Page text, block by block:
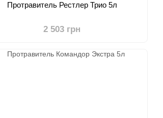
Протравитель Рестлер Трио 5л
2 503 грн